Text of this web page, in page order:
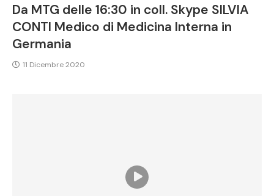
Da MTG delle 16:30 in coll. Skype SILVIA
CONTI Medico di Medicina Interna in
Germania
11 Dicembre 2020